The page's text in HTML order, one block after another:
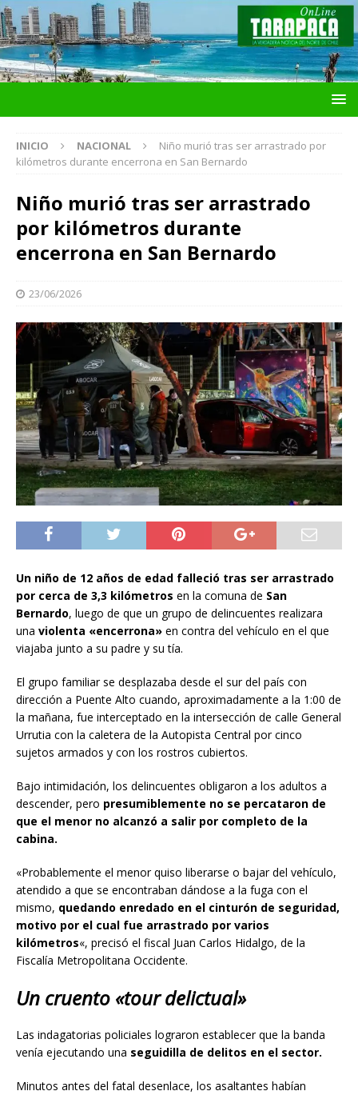
INICIO NACIONAL
Niño murió tras ser arrastrado por
kilómetros durante encerrona en San Bernardo
Niño murió tras ser arrastrado
por kilómetros durante
encerrona en San Bernardo
23/06/2026
Un niño de 12 años de edad falleció tras ser arrastrado
por cerca de 3,3 kilómetros en la comuna de San
Bernardo, luego de que un grupo de delincuentes realizara
una violenta «encerrona» en contra del vehículo en el que
viajaba junto a su padre y su tía.
El grupo familiar se desplazaba desde el sur del país con
dirección a Puente Alto cuando, aproximadamente a la 1:00 de
la mañana, fue interceptado en la intersección de calle General
Urrutia con la caletera de la Autopista Central por cinco
sujetos armados y con los rostros cubiertos.
Bajo intimidación, los delincuentes obligaron a los adultos a
descender, pero presumiblemente no se percataron de
que el menor no alcanzó a salir por completo de la
cabina.
«Probablemente el menor quiso liberarse o bajar del vehículo,
atendido a que se encontraban dándose a la fuga con el
mismo, quedando enredado en el cinturón de seguridad,
motivo por el cual fue arrastrado por varios
kilómetros«, precisó el fiscal Juan Carlos Hidalgo, de la
Fiscalía Metropolitana Occidente.
Un cruento «tour delictual»
Las indagatorias policiales lograron establecer que la banda
venía ejecutando una seguidilla de delitos en el sector.
Minutos antes del fatal desenlace, los asaltantes habían